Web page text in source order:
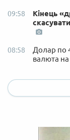
09:58
Кінець
08:58
Долар по
валюта на